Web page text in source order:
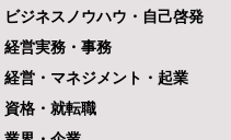
ビジネスノウハウ・自己啓発
経営実務・事務
経営・マネジメント・起業
資格・就転職